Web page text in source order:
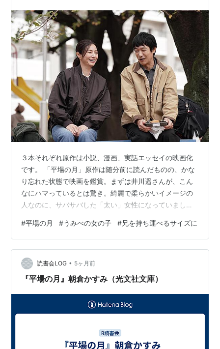
３本それぞれ原作は小説、漫画、実話エッセイの映画化
です。 「平場の月」原作は随分前に読んだものの、かな
り忘れた状態で映画を鑑賞。まずは井川遥さんが、こん
なにハマっているとは驚き。綺麗で柔らかいイメージの
人なのに、サバサバした「太い」女性になっていまし
#平場の月 #うみべの女の子 #兄を持ち運べるサイズに
読書会LOG • 5ヶ月前
『平場の月』朝倉かすみ（光文社文庫）